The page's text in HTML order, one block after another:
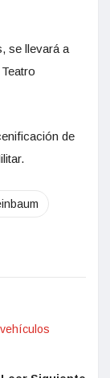
se llevará a
de